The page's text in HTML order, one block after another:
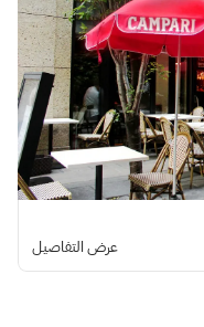
عرض التفاصيل